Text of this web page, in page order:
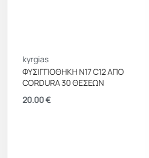
kyrgias
ΦΥΣΙΓΓΙΟΘΗΚΗ Ν17 C12 ΑΠΟ
CORDURA 30 ΘΕΣΕΩΝ
20.00€